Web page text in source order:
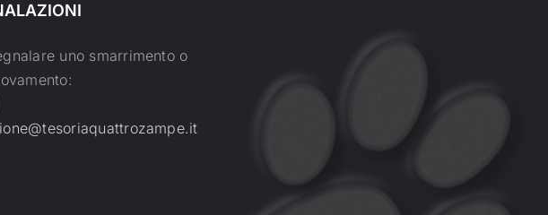
uno smarrimento o